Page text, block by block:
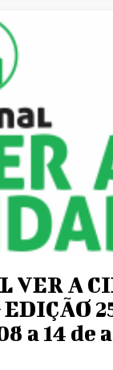
VER A
EDIÇÃO
a 14 de